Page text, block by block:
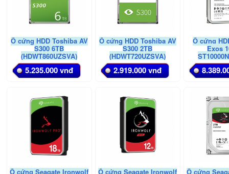
Ổ cứng HDD Toshiba AV
S300 6TB
(HDWT860UZSVA)
5.235.000 vnđ
Ổ cứng HDD Toshiba AV
S300 2TB
(HDWT720UZSVA)
2.919.000 vnđ
Ổ cứng
Exos
Ổ cứng Seagate Ironwolf Ổ cứng Seagate Ironwolf Ổ cứng